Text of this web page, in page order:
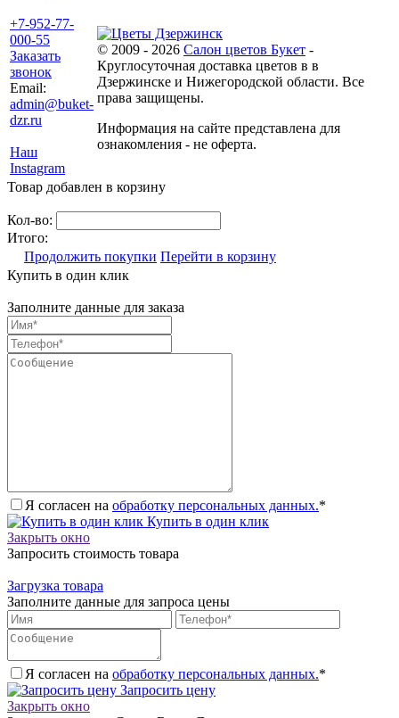
+7-952-77-
000-55
Заказать
звонок
Email:
admin@buket-
dzr.ru
Наш
Instagram
© 2009 - 2026 Салон цветов Букет -
Круглосуточная доставка цветов в в
Дзержинске и Нижегородской области. Все
права защищены.
Информация на сайте представлена для
ознакомления - не оферта.
Товар добавлен в корзину
Кол-во:
Итого:
Продолжить покупки Перейти в корзину
Купить в один клик
Заполните данные для заказа
Я согласен на обработку персональных данных.*
Купить в один клик
Закрыть окно
Запросить стоимость товара
Загрузка товара
Заполните данные для запроса цены
Я согласен на обработку персональных данных.*
Запросить цену
Закрыть окно